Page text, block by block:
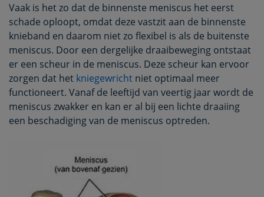
Vaak is het zo dat de binnenste meniscus het eerst
schade oploopt, omdat deze vastzit aan de binnenste
knieband en daarom niet zo flexibel is als de buitenste
meniscus. Door een dergelijke draaibeweging ontstaat
er een scheur in de meniscus. Deze scheur kan ervoor
zorgen dat het kniegewricht niet optimaal meer
functioneert. Vanaf de leeftijd van veertig jaar wordt de
meniscus zwakker en kan er al bij een lichte draaiing
een beschadiging van de meniscus optreden.